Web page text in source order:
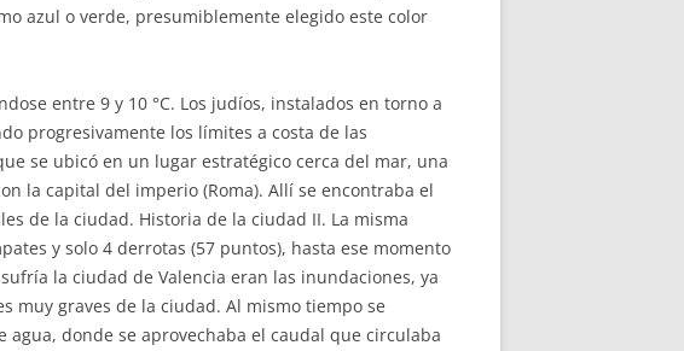
azul o verde, presumiblemente elegido este color
entre 9 y 10 °C. Los judíos, instalados en torno a
progresivamente los límites a costa de las
se ubicó en un lugar estratégico cerca del mar, una
la capital del imperio (Roma). Allí se encontraba el
de la ciudad. Historia de la ciudad II. La misma
y solo 4 derrotas (57 puntos), hasta ese momento
la ciudad de Valencia eran las inundaciones, ya
muy graves de la ciudad. Al mismo tiempo se
donde se aprovechaba el caudal que circulaba